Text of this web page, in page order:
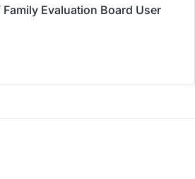
Family Evaluation Board User